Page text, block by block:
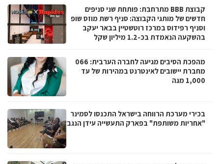
קבוצת BBB מתרחבת: פותחת שני סניפים
חדשים של מותגי הקבוצה: סניף רשת מוזס שופ
וסניף רפידוס במרכז רוטשטיין בבאר יעקב
בהשקעה הנאמדת בכ-1.2 מיליון שקל
מהפכת הסיבים מגיעה לחברה הערבית: 066
מחברת יישובים לאינטרנט במהירות של עד
1,000 מגה
בכירי מערכת הרווחה בישראל התכנסו לסמינר
"אחריות משותפת" בפארק התעשייה עידן הנגב